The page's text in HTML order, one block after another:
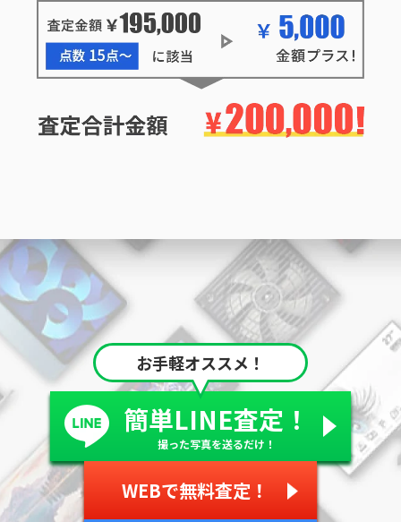
お手軽オススメ！
簡単LINE査定！
撮った写真を送るだけ！
WEBで無料査定！